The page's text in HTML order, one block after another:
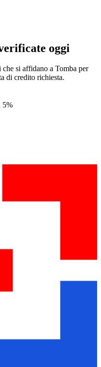
oggi
si affidano a Tomba per
di credito richiesta.
5%